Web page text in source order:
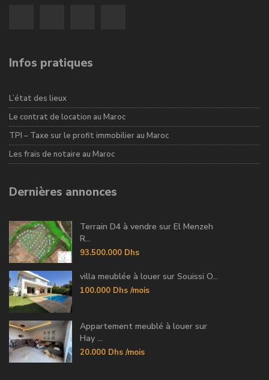
Infos pratiques
L’état des lieux
Le contrat de location au Maroc
TPI – Taxe sur le profit immobilier au Maroc
Les frais de notaire au Maroc
Dernières annonces
Terrain D4 à vendre sur El Menzeh
R...
93.500.000 Dhs
villa meublée à louer sur Souissi O...
100.000 Dhs /mois
Appartement meublé à louer sur
Hay ...
20.000 Dhs /mois